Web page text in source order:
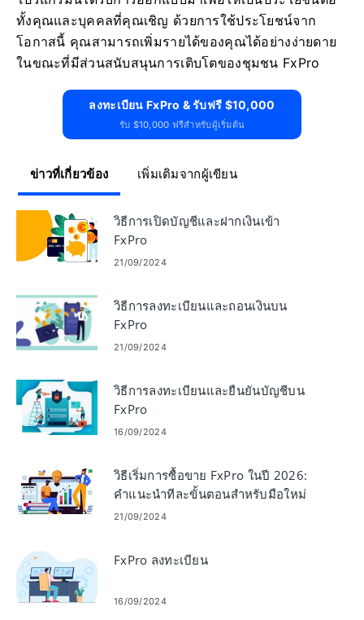
ทั้งคุณและบุคคลที่คุณเชิญ ด้วยการใช้ประโยชน์จาก
โอกาสนี้ คุณสามารถเพิ่มรายได้ของคุณได้อย่างง่ายดาย
ในขณะที่มีส่วนสนับสนุนการเติบโตของชุมชน FxPro
ลงทะเบียน FxPro & รับฟรี $10,000
รับ $10,000 ฟรีสำหรับผู้เริ่มต้น
ข่าวที่เกี่ยวข้อง เพิ่มเติมจากผู้เขียน
วิธีการเปิดบัญชีและฝากเงินเข้า
FxPro
21/09/2024
วิธีการลงทะเบียนและถอนเงินบน
FxPro
21/09/2024
วิธีการลงทะเบียนและยืนยันบัญชีบน
FxPro
16/09/2024
วิธีเริ่มการซื้อขาย FxPro ในปี 2026:
คำแนะนำทีละขั้นตอนสำหรับมือใหม่
21/09/2024
FxPro ลงทะเบียน
16/09/2024